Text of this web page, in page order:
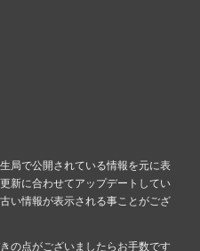
局で公開されている情報を元に表
新に合わせてアップデートしてい
い情報が表示される事ことがござ
の点がございましたらお手数です